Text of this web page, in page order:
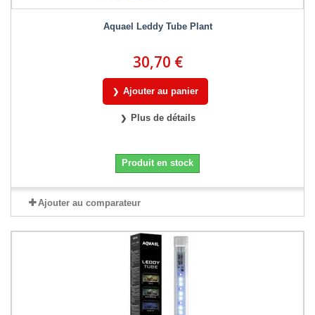
Aquael Leddy Tube Plant
30,70 €
Ajouter au panier
Plus de détails
Produit en stock
Ajouter au comparateur